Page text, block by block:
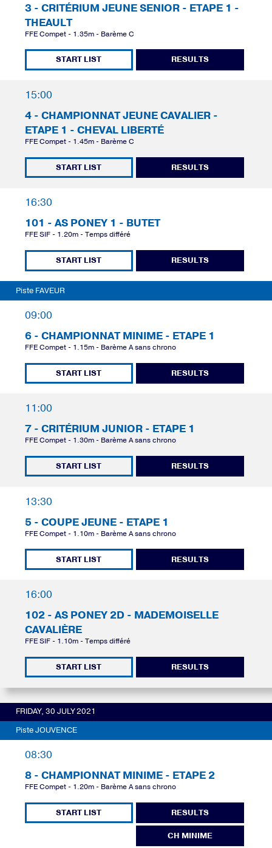
3 - CRITÉRIUM JEUNE SENIOR - ETAPE 1 -
THEAULT
FFE Compet - 1.35m - Barème C
START LIST RESULTS
15:00
4 - CHAMPIONNAT JEUNE CAVALIER -
ETAPE 1 - CHEVAL LIBERTÉ
FFE Compet - 1.45m - Barème C
START LIST RESULTS
16:30
101 - AS PONEY 1 - BUTET
FFE SIF - 1.20m - Temps différé
START LIST RESULTS
Piste FAVEUR
09:00
6 - CHAMPIONNAT MINIME - ETAPE 1
FFE Compet - 1.15m - Barème A sans chrono
START LIST RESULTS
11:00
7 - CRITÉRIUM JUNIOR - ETAPE 1
FFE Compet - 1.30m - Barème A sans chrono
START LIST RESULTS
13:30
5 - COUPE JEUNE - ETAPE 1
FFE Compet - 1.10m - Barème A sans chrono
START LIST RESULTS
16:00
102 - AS PONEY 2D - MADEMOISELLE
CAVALIÈRE
FFE SIF - 1.10m - Temps différé
START LIST RESULTS
FRIDAY, 30 JULY 2021
Piste JOUVENCE
08:30
8 - CHAMPIONNAT MINIME - ETAPE 2
FFE Compet - 1.20m - Barème A sans chrono
START LIST RESULTS
CH MINIME